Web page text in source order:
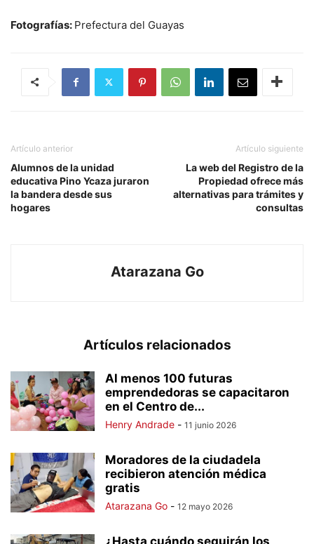
Fotografías: Prefectura del Guayas
Artículo anterior
Alumnos de la unidad
educativa Pino Ycaza juraron
la bandera desde sus
hogares
Artículo siguiente
La web del Registro de la
Propiedad ofrece más
alternativas para trámites y
consultas
Atarazana Go
Artículos relacionados
Al menos 100 futuras
emprendedoras se capacitaron
en el Centro de...
Henry Andrade - 11 junio 2026
Moradores de la ciudadela
recibieron atención médica
gratis
Atarazana Go - 12 mayo 2026
¿Hasta cuándo seguirán los